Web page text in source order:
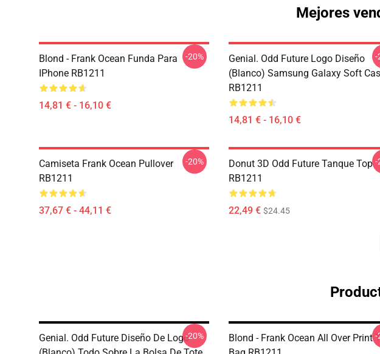
Mejores
Blond - Frank Ocean Funda Para
IPhone RB1211
14,81 € - 16,10 €
-20%
Genial. Odd Future Logo Diseño
(blanco) Samsung Galaxy Soft
RB1211
14,81 € - 16,10 €
-
Camiseta Frank Ocean Pullover
RB1211
37,67 € - 44,11 €
-20%
Donut 3D Odd Future Tanque Top
RB1211
22,49 € $24.45
-
Genial. Odd Future Diseño De Logo-20%
Blond - Frank Ocean All Over Print -